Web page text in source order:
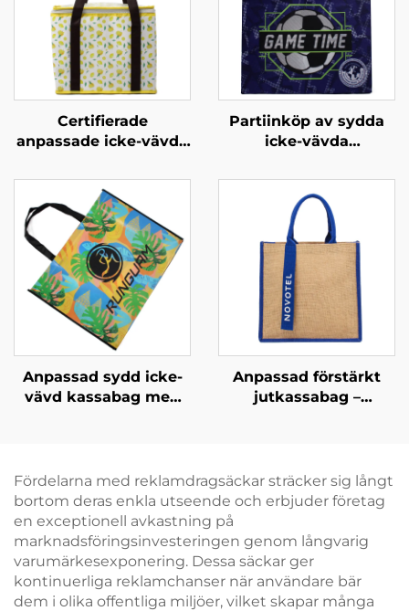
Certifierade
anpassade icke-vävda
Premium OEM/ODM
för företagsgåvor
Partiinköp av sydda
icke-vävda
Märkta kassabagar för
sportevenemang för
företagsevenemang
Anpassad sydd icke-
vävd kassabag med
produkter för B2B
Anpassad förstärkt
jutkassabag –
varumärkessynlighet
Fördelarna med reklamdragsäckar sträcker sig långt
bortom deras enkla utseende och erbjuder företag
en exceptionell avkastning på
marknadsföringsinvesteringen genom långvarig
varumärkesexponering. Dessa säckar ger
kontinuerliga reklamchanser när användare bär
dem i olika offentliga miljöer, vilket skapar många